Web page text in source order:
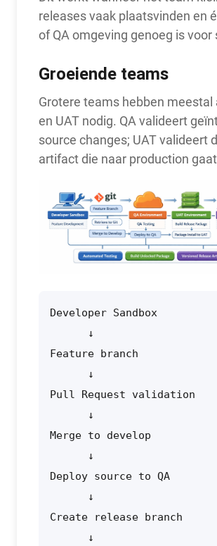
releases vaak plaatsvinden en
of QA omgeving genoeg is voor
Groeiende teams
Grotere teams hebben meestal
en UAT nodig. QA valideert
source changes; UAT valideert
artifact die naar production
Developer Sandbox
Feature branch
Pull Request validation
Merge to develop
Deploy source to QA
Create release branch